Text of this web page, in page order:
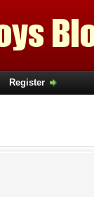
Register